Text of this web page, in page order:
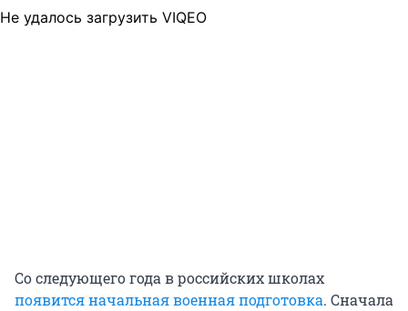
Не удалось загрузить VIQEO
Со следующего года в российских школах
появится начальная военная подготовка. Сначала